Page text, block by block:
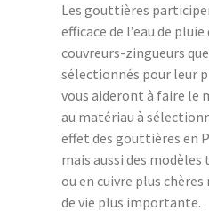
Les gouttières
efficace de l’eau de
couvreurs-zingueurs
sélectionnés pour leur
vous aideront à faire le
au matériau à
effet des gouttières en
mais aussi des
ou en cuivre plus chères
de vie plus importante.